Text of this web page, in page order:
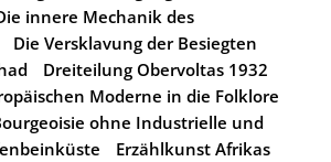
innere Mechanik des
Die Versklavung der Besiegten
Dreiteilung Obervoltas 1932
Moderne in die Folklore
ohne Industrielle und
Erzählkunst Afrikas